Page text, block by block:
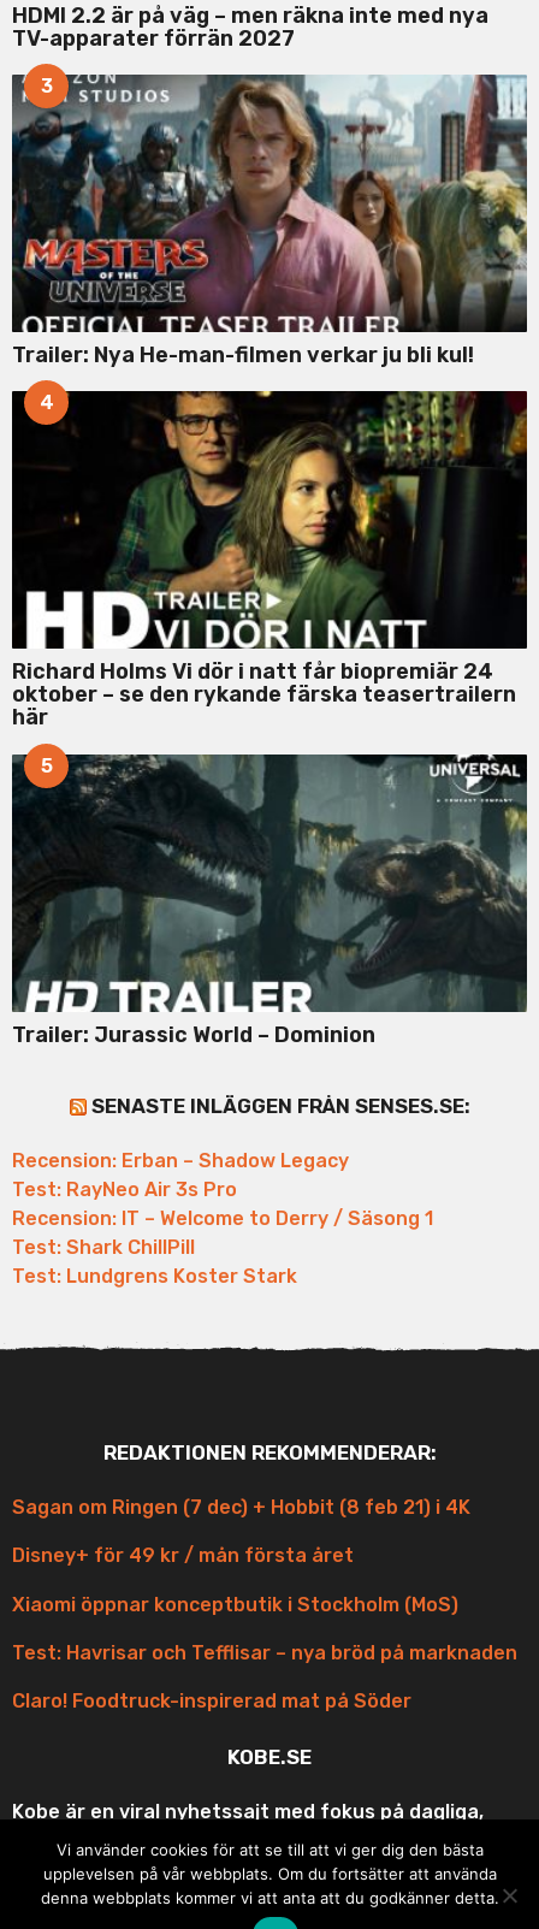
HDMI 2.2 är på väg – men räkna inte med nya
TV-apparater förrän 2027
3
Trailer: Nya He-man-filmen verkar ju bli kul!
4
Richard Holms Vi dör i natt får biopremiär 24
oktober – se den rykande färska teasertrailern
här
5
Trailer: Jurassic World – Dominion
SENASTE INLÄGGEN FRÅN SENSES.SE:
Recension: Erban – Shadow Legacy
Test: RayNeo Air 3s Pro
Recension: IT – Welcome to Derry / Säsong 1
Test: Shark ChillPill
Test: Lundgrens Koster Stark
REDAKTIONEN REKOMMENDERAR:
Sagan om Ringen (7 dec) + Hobbit (8 feb 21) i 4K
Disney+ för 49 kr / mån första året
Xiaomi öppnar konceptbutik i Stockholm (MoS)
Test: Havrisar och Tefflisar – nya bröd på marknaden
Claro! Foodtruck-inspirerad mat på Söder
KOBE.SE
Kobe är en viral nyhetssajt med fokus på dagliga,
korta och scroll-vänliga uppdateringar med fina
bilder och roliga videos ur underhållningen och
matens underbara värld. Din bästa vän på resan eller
Vi använder cookies för att se till att vi ger dig den bästa
upplevelsen på vår webbplats. Om du fortsätter att använda
denna webbplats kommer vi att anta att du godkänner detta.